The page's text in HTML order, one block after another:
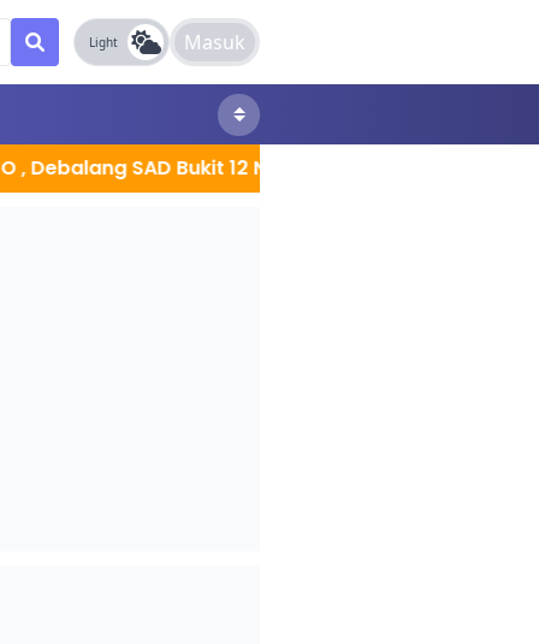
Light Masuk
SAD Bukit 12 Nuntun bantah penjualan,paksa